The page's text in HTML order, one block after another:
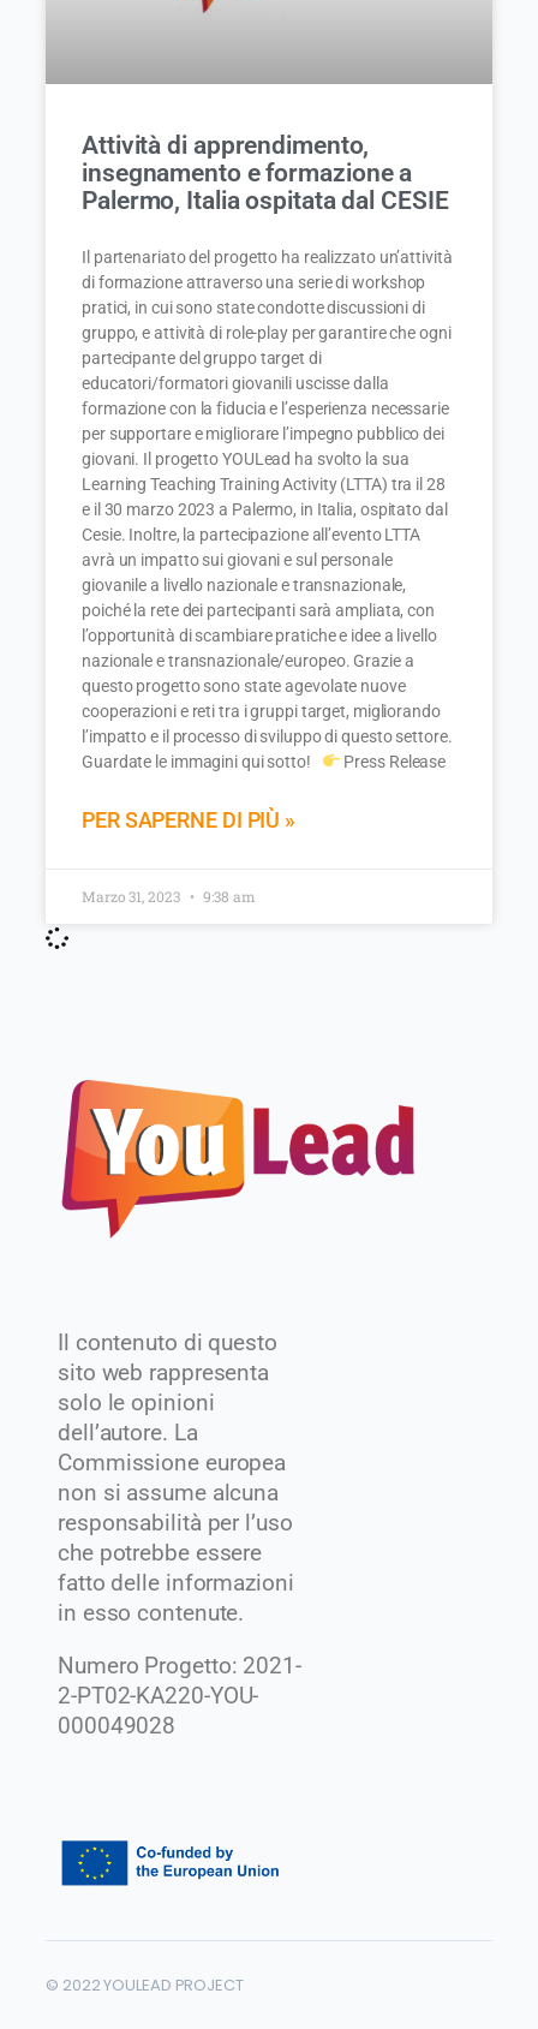
Attività di apprendimento,
insegnamento e formazione a
Palermo, Italia ospitata dal CESIE
Il partenariato del progetto ha realizzato un’attività
di formazione attraverso una serie di workshop
pratici, in cui sono state condotte discussioni di
gruppo, e attività di role-play per garantire che ogni
partecipante del gruppo target di
educatori/formatori giovanili uscisse dalla
formazione con la fiducia e l’esperienza necessarie
per supportare e migliorare l’impegno pubblico dei
giovani. Il progetto YOULead ha svolto la sua
Learning Teaching Training Activity (LTTA) tra il 28
e il 30 marzo 2023 a Palermo, in Italia, ospitato dal
Cesie. Inoltre, la partecipazione all’evento LTTA
avrà un impatto sui giovani e sul personale
giovanile a livello nazionale e transnazionale,
poiché la rete dei partecipanti sarà ampliata, con
l’opportunità di scambiare pratiche e idee a livello
nazionale e transnazionale/europeo. Grazie a
questo progetto sono state agevolate nuove
cooperazioni e reti tra i gruppi target, migliorando
l’impatto e il processo di sviluppo di questo settore.
Guardate le immagini qui sotto!
Press Release
PER SAPERNE DI PIÙ »
Marzo 31, 2023 9:38 am
Il contenuto di questo
sito web rappresenta
solo le opinioni
dell’autore. La
Commissione europea
non si assume alcuna
responsabilità per l’uso
che potrebbe essere
fatto delle informazioni
in esso contenute.
Numero Progetto: 2021-
2-PT02-KA220-YOU-
000049028
© 2022 YOULEAD PROJECT